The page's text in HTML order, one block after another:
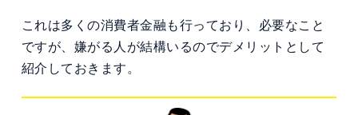
これは多くの消費者金融も行っており、必要なこと
ですが、嫌がる人が結構いるのでデメリットとして
紹介しておきます。